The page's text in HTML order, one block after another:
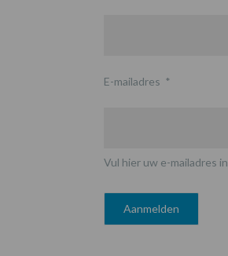
E-mailadres *
Vul hier uw e-mailadres in